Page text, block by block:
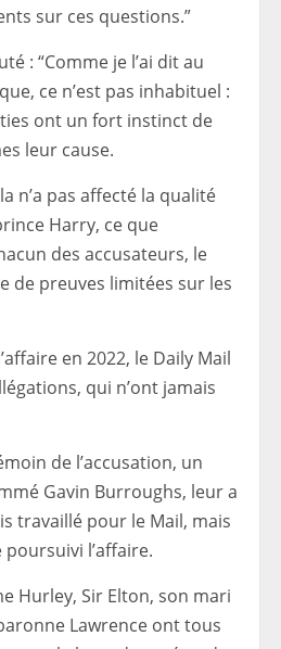
sur ces questions.”
: “Comme je l’ai dit au
ce n’est pas inhabituel :
ont un fort instinct de
leur cause.
n’a pas affecté la qualité
Harry, ce que
des accusateurs, le
de preuves limitées sur les
en 2022, le Daily Mail
qui n’ont jamais
de l’accusation, un
Gavin Burroughs, leur a
travaillé pour le Mail, mais
l’affaire.
Hurley, Sir Elton, son mari
Lawrence ont tous